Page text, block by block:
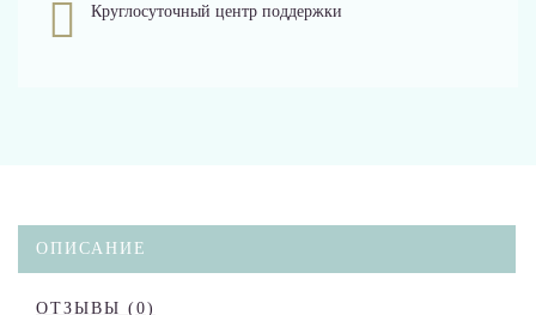
Круглосуточный центр поддержки
ОПИСАНИЕ
ОТЗЫВЫ (0)